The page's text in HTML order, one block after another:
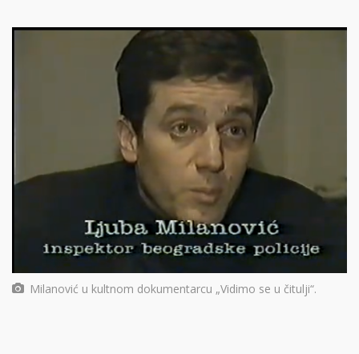
Milanović u kultnom dokumentarcu „Vidimo se u čitulji“.